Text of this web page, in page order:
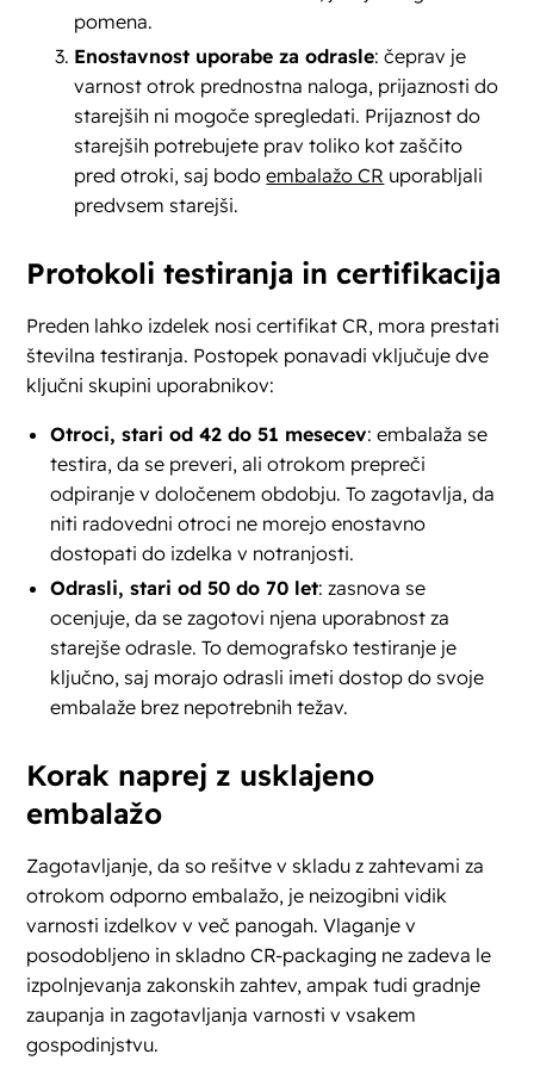
pomena.
Enostavnost uporabe za odrasle: čeprav je
varnost otrok prednostna naloga, prijaznosti do
starejših ni mogoče spregledati. Prijaznost do
starejših potrebujete prav toliko kot zaščito
pred otroki, saj bodoembalažo CR uporabljali
predvsem starejši.
Protokoli testiranja in certifikacija
Preden lahko izdelek nosi certifikat CR, mora prestati
številna testiranja. Postopek ponavadi vključuje dve
ključni skupini uporabnikov:
Otroci, stari od 42 do 51 mesecev: embalaža se
testira, da se preveri, ali otrokom prepreči
odpiranje v določenem obdobju. To zagotavlja, da
niti radovedni otroci ne morejo enostavno
dostopati do izdelka v notranjosti.
Odrasli, stari od 50 do 70 let: zasnova se
ocenjuje, da se zagotovi njena uporabnost za
starejše odrasle. To demografsko testiranje je
ključno, saj morajo odrasli imeti dostop do svoje
embalaže brez nepotrebnih težav.
Korak naprej z usklajeno
embalažo
Zagotavljanje, da so rešitve v skladu z zahtevami za
otrokom odporno embalažo, je neizogibni vidik
varnosti izdelkov v več panogah. Vlaganje v
posodobljeno in skladno CR-packaging ne zadeva le
izpolnjevanja zakonskih zahtev, ampak tudi gradnje
zaupanja in zagotavljanja varnosti v vsakem
gospodinjstvu.